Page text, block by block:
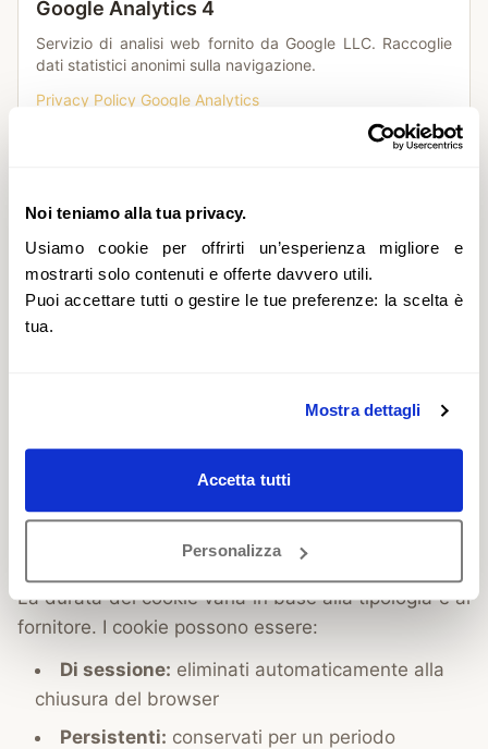
Noi teniamo alla tua privacy.
Usiamo cookie per offrirti un’esperienza migliore e
mostrarti solo contenuti e offerte davvero utili.
Puoi accettare tutti o gestire le tue preferenze: la scelta è
tua.
Mostra dettagli
Accetta tutti
Personalizza
Google Analytics 4
Servizio di analisi web fornito da Google LLC. Raccoglie
dati statistici anonimi sulla navigazione.
Privacy Policy Google Analytics
Strumento di tracciamento fornito da Meta Platforms, Inc.
pubblicitarie.
Privacy Policy Meta
Servizio pubblicitario fornito da Google LLC. Traccia le
5. Durata dei cookie
La durata dei cookie varia in base alla tipologia e al
fornitore. I cookie possono essere:
Di sessione: eliminati automaticamente alla
chiusura del browser
Persistenti: conservati per un periodo